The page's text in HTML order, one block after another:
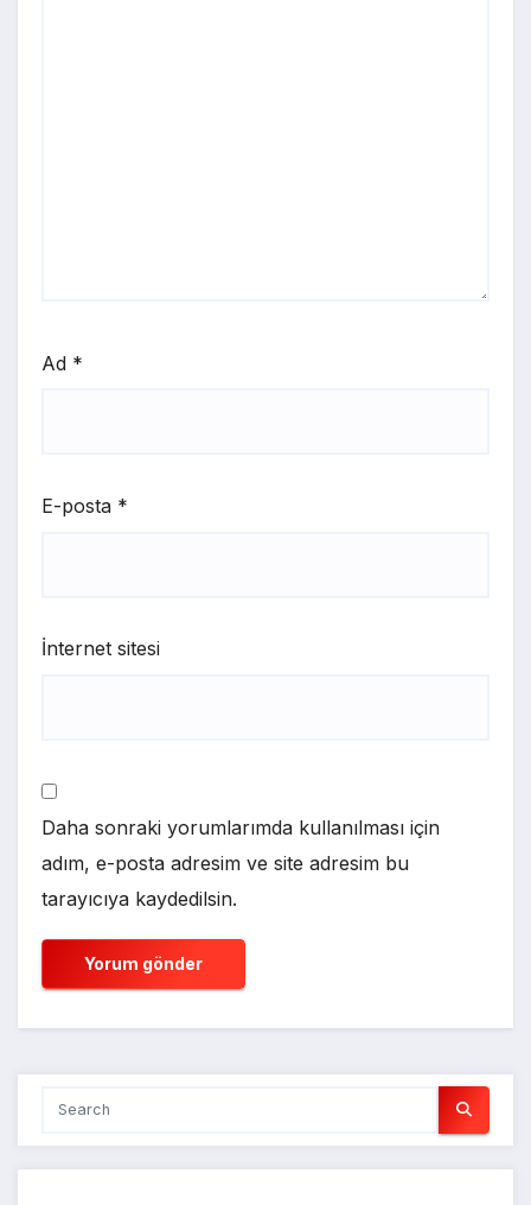
Ad *
E-posta *
İnternet sitesi
Daha sonraki yorumlarımda kullanılması için
adım, e-posta adresim ve site adresim bu
tarayıcıya kaydedilsin.